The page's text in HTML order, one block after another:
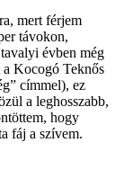
mert férjem
távokon,
évben még
a Kocogó Teknős
címmel), ez
a leghosszabb,
hogy
fáj a szívem.